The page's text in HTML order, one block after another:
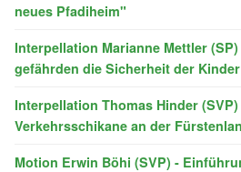
neues Pfadiheim"
Interpellation Marianne Mettler
gefährden die Sicherheit der Kinder
Interpellation Thomas Hinder (SVP)
Verkehrsschikane an der
Motion Erwin Böhi (SVP) -